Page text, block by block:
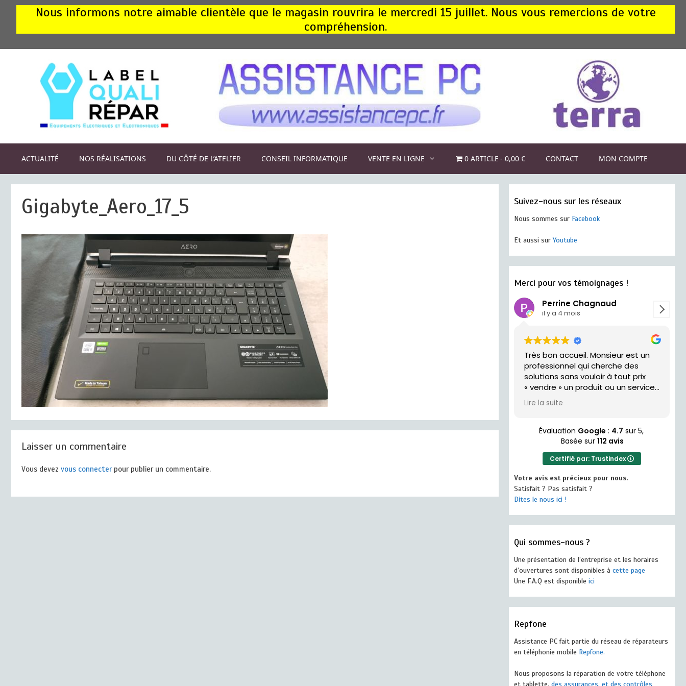
Nous informons notre aimable clientèle que le magasin rouvrira le mercredi 15 juillet. Nous vous remercions de votre
compréhension.
ACTUALITÉ NOS RÉALISATIONS DU CÔTÉ DE L’ATELIER CONSEIL INFORMATIQUE VENTE EN LIGNE 0 ARTICLE 0,00 € CONTACT MON COMPTE
Gigabyte_Aero_17_5
Laisser un commentaire
Vous devez vous connecterpour publier un commentaire.
Suivez-nous sur les réseaux
Nous sommes sur Facebook
Et aussi surYoutube
Merci pour vos témoignages !
Perrine Chagnaud
il y a 4 mois
Très bon accueil. Monsieur est un
professionnel qui cherche des
solutions sans vouloir à tout prix
« vendre » un produit ou un service.
Je recommande !
Lire la suite
Évaluation Google : 4.7 sur 5,
Basée sur 112 avis
Certifié par: Trustindex
Votre avis est précieux pour nous.
Satisfait ? Pas satisfait ?
Dites le nous ici !
Qui sommes-nous ?
Une présentation de l’entreprise et les horaires
d’ouvertures sont disponibles à cette page
Une F.A.Q est disponible ici
Repfone
Assistance PC fait partie du réseau de réparateurs
en téléphonie mobile Repfone.
Nous proposons la réparation de votre téléphone
et tablette, des assurances, et des contrôles